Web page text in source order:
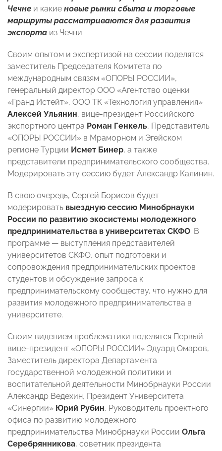
Чечне и какие новые рынки сбыта и торговые
маршруты рассматриваются для развития
экспорта из Чечни.
Своим опытом и экспертизой на сессии поделятся
заместитель Председателя Комитета по
международным связям «ОПОРЫ РОССИИ»,
генеральный директор ООО «Агентство оценки
«Гранд Истейт», ООО ТК «Технология управления»
Алексей Ульянин, вице-президент Российского
экспортного центра Роман Генкель, Представитель
«ОПОРЫ РОССИИ» в Мраморном и Эгейском
регионе Турции Исмет Бинер, а также
представители предпринимательского сообщества.
Модерировать эту сессию будет Александр Калинин.
В свою очередь, Сергей Борисов будет
модерировать выездную сессию Минобрнауки
России по развитию экосистемы молодежного
предпринимательства в университетах СКФО. В
программе — выступления представителей
университетов СКФО, опыт подготовки и
сопровождения предпринимательских проектов
студентов и обсуждение запроса к
предпринимательскому сообществу, что нужно для
развития молодежного предпринимательства в
университете.
Своим видением проблематики поделятся Первый
вице-президент «ОПОРЫ РОССИИ» Эдуард Омаров,
Заместитель директора Департамента
государственной молодежной политики и
воспитательной деятельности Минобрнауки России
Александр Ведехин, Президент Университета
«Синергии» Юрий Рубин, Руководитель проектного
офиса по развитию молодежного
предпринимательства Минобрнауки России Ольга
Серебрянникова, советник президента